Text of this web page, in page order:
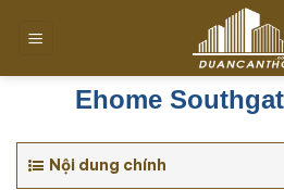
đến
Ehome
Nội dung chính